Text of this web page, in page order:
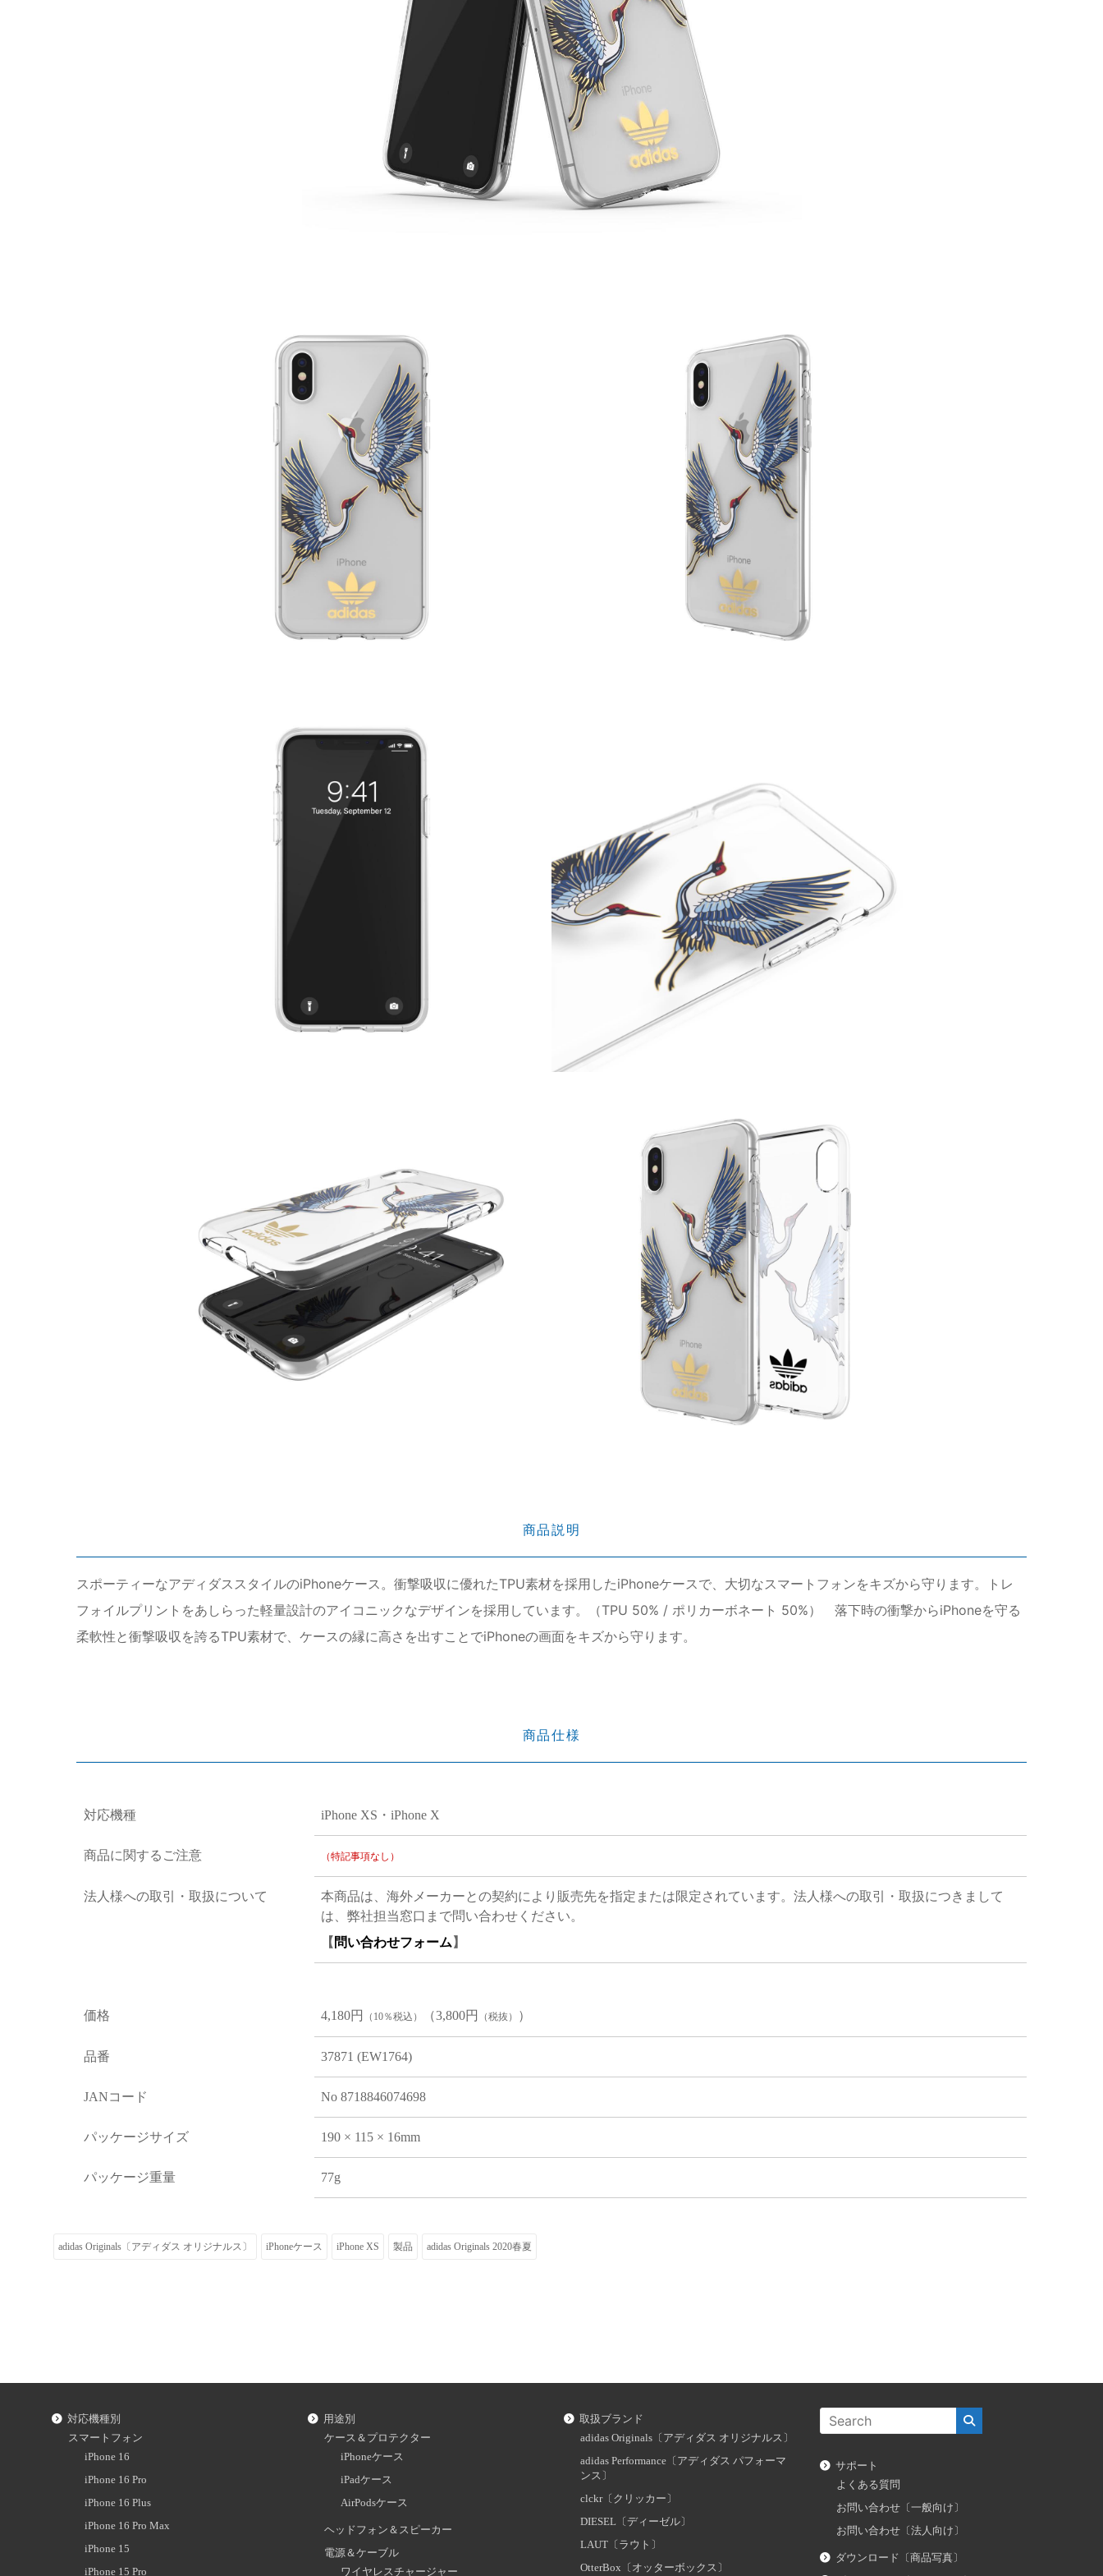
商品説明
スポーティーなアディダススタイルのiPhoneケース。衝撃吸収に優れたTPU素材を採用したiPhoneケースで、大切なスマートフォンをキズから守ります。トレ
フォイルプリントをあしらった軽量設計のアイコニックなデザインを採用しています。（TPU 50% / ポリカーボネート 50%） 落下時の衝撃からiPhoneを守る
柔軟性と衝撃吸収を誇るTPU素材で、ケースの縁に高さを出すことでiPhoneの画面をキズから守ります。
商品仕様
対応機種 iPhone XS・iPhone X
商品に関するご注意 （特記事項なし）
法人様への取引・取扱について
本商品は、海外メーカーとの契約により販売先を指定または限定されています。法人様への取引・取扱につきまして
は、弊社担当窓口まで問い合わせください。
【 問い合わせフォーム 】
価格 4,180円 （10％税込） （3,800円 （税抜） ）
品番 37871 (EW1764)
JANコード No 8718846074698
パッケージサイズ 190 × 115 × 16mm
パッケージ重量 77g
adidas Originals〔アディダス オリジナルス〕 iPhoneケース iPhone XS 製品 adidas Originals 2020春夏
対応機種別
スマートフォン
iPhone 16
iPhone 16 Pro
iPhone 16 Plus
iPhone 16 Pro Max
iPhone 15
iPhone 15 Pro
用途別
ケース＆プロテクター
iPhoneケース
iPadケース
AirPodsケース
ヘッドフォン＆スピーカー
電源＆ケーブル
ワイヤレスチャージャー
取扱ブランド
adidas Originals〔アディダス オリジナルス〕
adidas Performance〔アディダス パフォーマ
ンス〕
clckr〔クリッカー〕
DIESEL〔ディーゼル〕
LAUT〔ラウト〕
OtterBox〔オッターボックス〕
サポート
よくある質問
お問い合わせ〔一般向け〕
お問い合わせ〔法人向け〕
ダウンロード〔商品写真〕